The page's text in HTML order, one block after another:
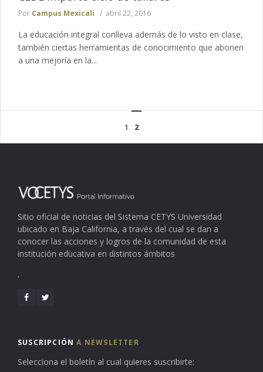
Por Campus Mexicali abril 22, 2016
La educación integral conlleva además de lo visto en clase,
también ciertas herramientas de conocimiento que abonen
a una mejoría en la...
1 2
Sitio oficial de noticias del Sistema CETYS Universidad
ubicado en Baja California, a través del cual se dan a
conocer las acciones y logros de la comunidad de esta
institución educativa en distintos ámbitos
.
SUSCRIPCIÓNA NEWSLETTER
Selecciona el boletín al cual quieres suscribirte: